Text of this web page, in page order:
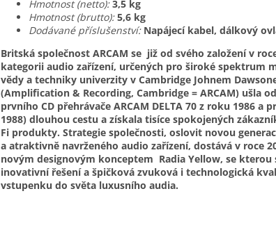
Hmotnost (netto): 3,5 kg
Hmotnost (brutto): 5,6 kg
Dodávané příslušenství:Napájecí kabel, dálkový
Britská společnost ARCAM se již od svého založení v
kategorii audio zařízení, určených pro široké spektrum
vědy a techniky univerzity v Cambridge Johnem
(Amplification & Recording, Cambridge = ARCAM) ušla
prvního CD přehrávače ARCAM DELTA 70 z roku 1986
1988) dlouhou cestu a získala tisíce spokojených
Fi produkty. Strategie společnosti, oslovit novou
a atraktivně navrženého audio zařízení, dostává v roce
novým designovým konceptem Radia Yellow, se
inovativní řešení a špičková zvuková i technologická
vstupenku do světa luxusního audia.